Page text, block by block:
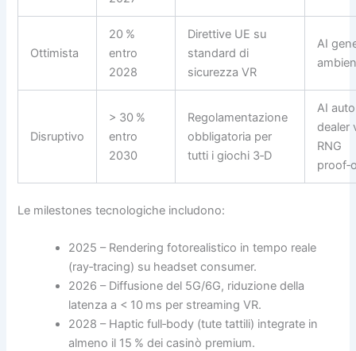
Ottimista
20 %
entro
2028
Direttive UE su
standard di
sicurezza VR
AI
Disruptivo
> 30 %
entro
2030
Regolamentazione
obbligatoria per
tutti i giochi 3‑D
AI
dealer
RNG
Le milestones tecnologiche includono:
2025 – Rendering fotorealistico in tempo reale
(ray‑tracing) su headset consumer.
2026 – Diffusione del 5G/6G, riduzione della
latenza a < 10 ms per streaming VR.
2028 – Haptic full‑body (tute tattili) integrate in
almeno il 15 % dei casinò premium.